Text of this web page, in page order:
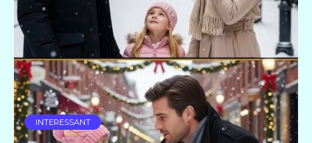
INTERESSANT